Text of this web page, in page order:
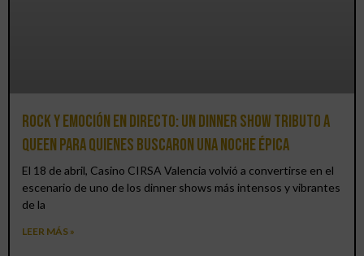
Rock y emoción en directo: un Dinner Show Tributo a
Queen para quienes buscaron una noche épica
El 18 de abril, Casino CIRSA Valencia volvió a convertirse en el
escenario de uno de los dinner shows más intensos y vibrantes
de la
LEER MÁS »